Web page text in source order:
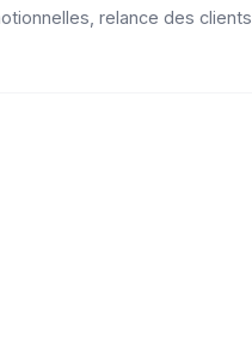
relance des clients